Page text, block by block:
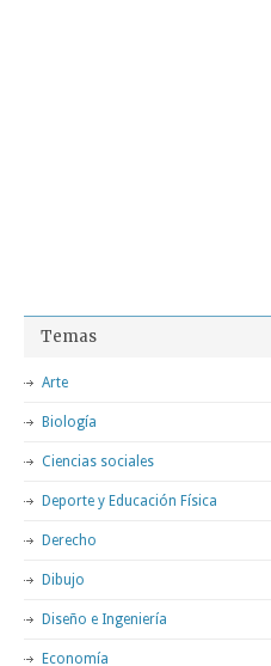
Temas
Arte
Biología
Ciencias sociales
Deporte y Educación Física
Derecho
Dibujo
Diseño e Ingeniería
Economía